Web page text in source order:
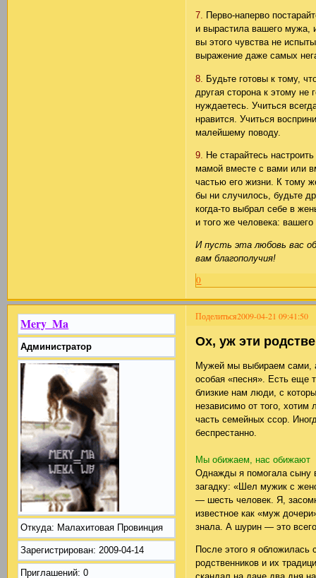
7. Перво-наперво
и вырастила вашего мужа,
вы этого чувства не
выражение даже самых
8. Будьте готовы к тому,
другая сторона к этому
нуждаетесь. Учиться
нравится. Учиться
малейшему поводу.
9.
Не старайтесь
мамой вместе с вами или
частью его жизни. К тому
бы ни случилось, будьте
когда-то выбрал себе в
и того же человека:
И пусть эта любовь вас
вам благополучия!
0
Поделиться2009-04-21 09:41:50
Mery_Ma
Администратор
Откуда: Малахитовая Провинция
Зарегистрирован: 2009-04-14
Приглашений: 0
Ох, уж эти
Мужей мы выбираем сами,
особая «песня». Есть еще
близкие нам люди, с
независимо от того,
часть семейных ссор.
беспрестанно.
Мы обижаем, нас обижают
Однажды я помогала сыну
загадку: «Шел мужик с
— шесть человек. Я,
известное как «муж
знала. А шурин — это
После этого я обложилась
родственников и их